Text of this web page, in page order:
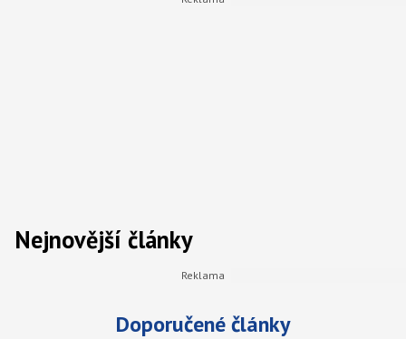
Nejnovější články
Doporučené články